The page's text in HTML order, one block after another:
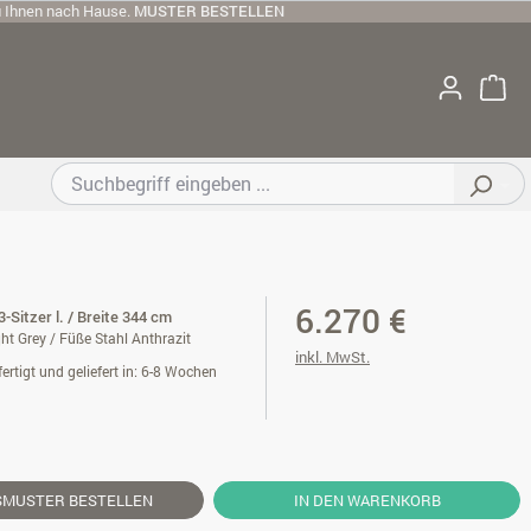
nach Hause. MUSTER BESTELLEN
Sitzer l. / Breite 344 cm
Grey / Füße Stahl Anthrazit
und geliefert in: 6-8 Wochen
6.270 €
inkl. MwSt.
BESTELLEN IN DEN WARENKORB